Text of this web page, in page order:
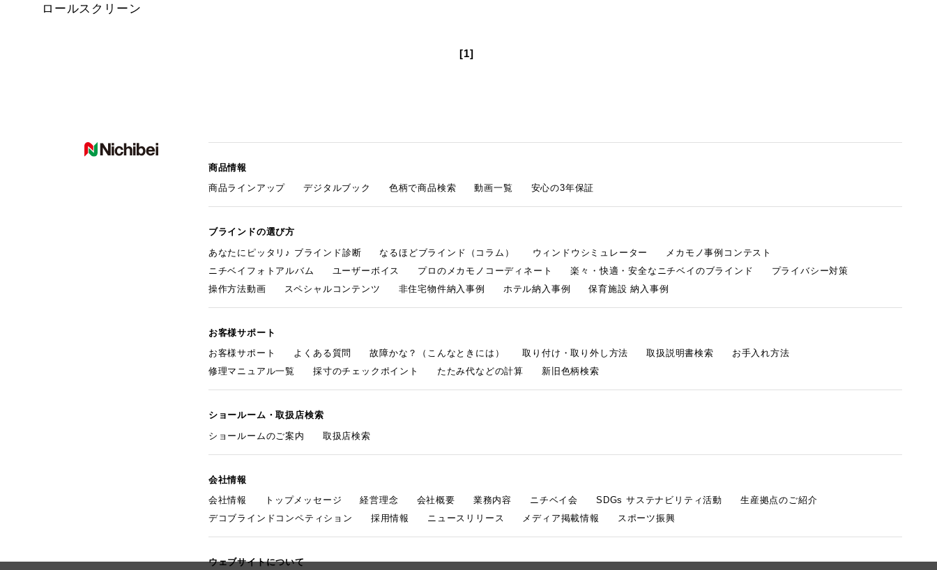
ロールスクリーン
[1]
商品情報
商品ラインアップ
デジタルブック 色柄で商品検索 動画一覧 安心の3年保証
ブラインドの選び方
あなたにピッタリ♪ ブラインド診断
なるほどブラインド（コラム） ウィンドウシミュレーター
メカモノ事例コンテスト
ニチベイフォトアルバム
ユーザーボイス プロのメカモノコーディネート 楽々・快適・安全なニチベイのブラインド
プライバシー対策
操作方法動画
スペシャルコンテンツ 非住宅物件納入事例 ホテル納入事例 保育施設 納入事例
お客様サポート
お客様サポート
よくある質問 故障かな？（こんなときには） 取り付け・取り外し方法 取扱説明書検索
お手入れ方法
修理マニュアル一覧
採寸のチェックポイント たたみ代などの計算 新旧色柄検索
ショールーム・取扱店検索
ショールームのご案内
取扱店検索
会社情報
会社情報
トップメッセージ 経営理念 会社概要 業務内容 ニチベイ会 SDGs サステナビリティ活動
生産拠点のご紹介
デコブラインドコンペティション
採用情報 ニュースリリース メディア掲載情報 スポーツ振興
ウェブサイトについて